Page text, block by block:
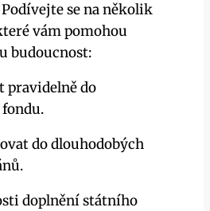
se na několik
vám pomohou
budoucnost:
pravidelně do
do dlouhodobých
doplnění státního